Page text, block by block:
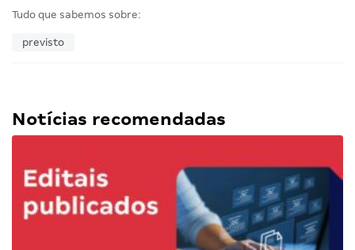
Tudo que sabemos sobre:
previsto
Notícias recomendadas